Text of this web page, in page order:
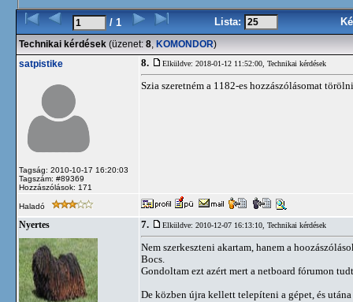
/ 1 Lista:
Technikai kérdések (üzenet: 8 KOMONDOR)
satpistike
Tagság: 2010-10-17 16:20:03
Tagszám: #89369
Hozzászólások: 171
8. Elküldve: 2018-01-12 11:52:00, Technikai kérdések
Szia szeretném a 1182-es hozzászólásomat
Haladó
Nyertes 7. Elküldve: 2010-12-07 16:13:10, Technikai kérdések
Nem szerkeszteni akartam, hanem a
Bocs.
Gondoltam ezt azért mert a netboard fórumon
De közben újra kellett telepíteni a gépet, és